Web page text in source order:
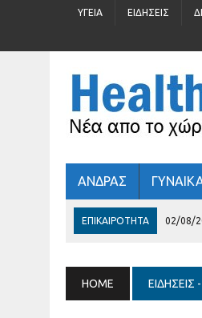
ΥΓΕΊΑ ΕΙΔΉΣΕΙΣ
ΑΝΔΡΑΣ
ΕΠΙΚΑΙΡΌΤΗΤΑ 31/07/
03/08/2026 | ΕΛΛΗΝΙΚΉ
HOME ΕΙΔΉΣΕΙΣ